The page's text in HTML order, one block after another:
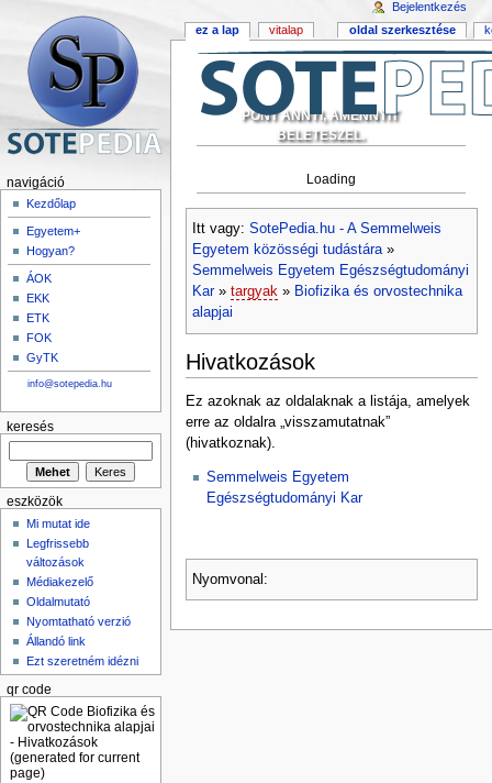
PONT ANNYI, AMENNYIT
BELETESZEL.
Loading
Itt vagy: SotePedia.hu - A Semmelweis
Egyetem közösségi tudástára»
Semmelweis Egyetem Egészségtudományi
Kar» targyak» Biofizika és orvostechnika
alapjai
Hivatkozások
Ez azoknak az oldalaknak a listája, amelyek
erre az oldalra „visszamutatnak”
(hivatkoznak).
Semmelweis Egyetem
Egészségtudományi Kar
Nyomvonal:
ez a lap vitalap oldal szerkesztése
Bejelentkezés
navigáció
Kezdőlap
Egyetem+
Hogyan?
ÁOK
EKK
ETK
FOK
GyTK
info@sotepedia.hu
keresés
eszközök
Mi mutat ide
Legfrissebb
változások
Médiakezelő
Oldalmutató
Nyomtatható verzió
Állandó link
Ezt szeretném idézni
qr code